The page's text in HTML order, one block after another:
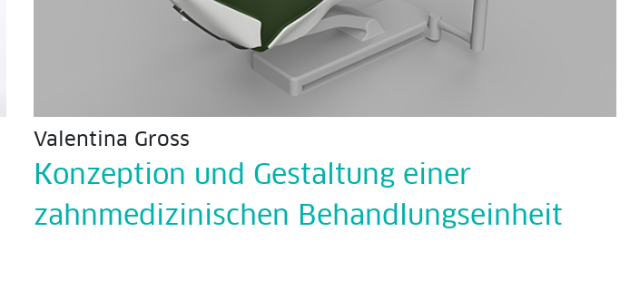
Valentina Gross
Konzeption und Gestaltung einer
zahnmedizinischen Behandlungseinheit